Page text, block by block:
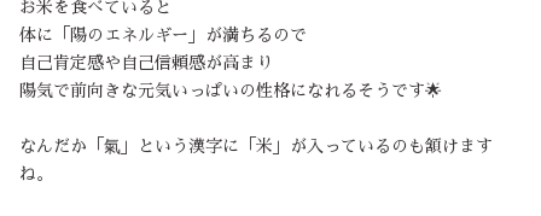
お米を食べていると
体に「陽のエネルギー」が満ちるので
自己肯定感や自己信頼感が高まり
陽気で前向きな元気いっぱいの性格になれるそうです🌟
なんだか「氣」という漢字に「米」が入っているのも頷けます
ね。